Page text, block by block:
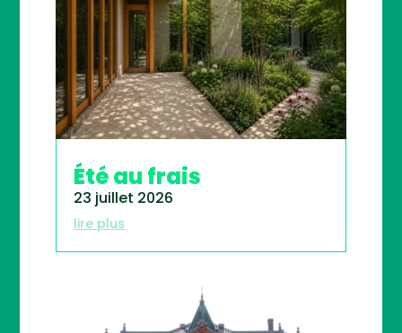
Été au frais
23 juillet 2026
lire plus